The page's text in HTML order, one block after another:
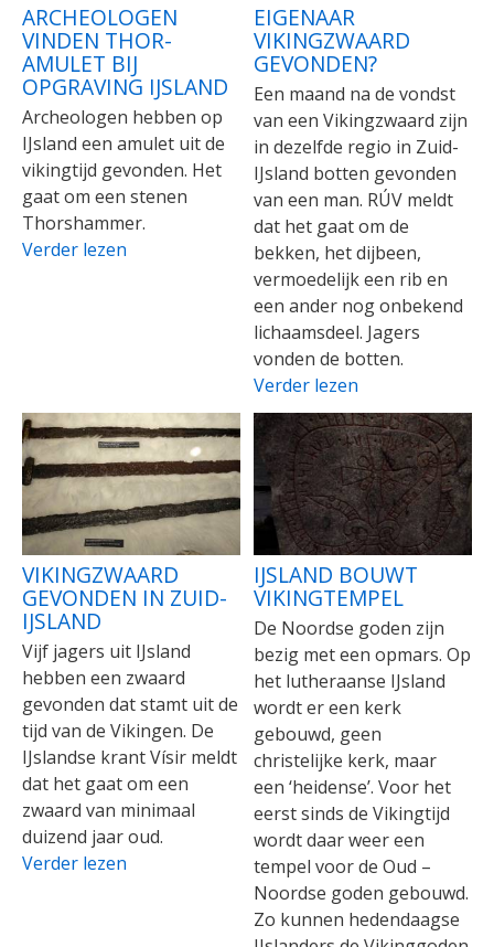
ARCHEOLOGEN
VINDEN THOR-
AMULET BIJ
OPGRAVING IJSLAND
Archeologen hebben op
IJsland een amulet uit de
vikingtijd gevonden. Het
gaat om een stenen
Thorshammer.
Verder lezen
EIGENAAR
VIKINGZWAARD
GEVONDEN?
Een maand na de vondst
van een Vikingzwaard zijn
in dezelfde regio in Zuid-
IJsland botten gevonden
van een man. RÚV meldt
dat het gaat om de
bekken, het dijbeen,
vermoedelijk een rib en
een ander nog onbekend
lichaamsdeel. Jagers
vonden de botten.
Verder lezen
VIKINGZWAARD
GEVONDEN IN ZUID-
IJSLAND
Vijf jagers uit IJsland
hebben een zwaard
gevonden dat stamt uit de
tijd van de Vikingen. De
IJslandse krant Vísir meldt
dat het gaat om een
zwaard van minimaal
duizend jaar oud.
Verder lezen
IJSLAND BOUWT
VIKINGTEMPEL
De Noordse goden zijn
bezig met een opmars. Op
het lutheraanse IJsland
wordt er een kerk
gebouwd, geen
christelijke kerk, maar
een ‘heidense’. Voor het
eerst sinds de Vikingtijd
wordt daar weer een
tempel voor de Oud –
Noordse goden gebouwd.
Zo kunnen hedendaagse